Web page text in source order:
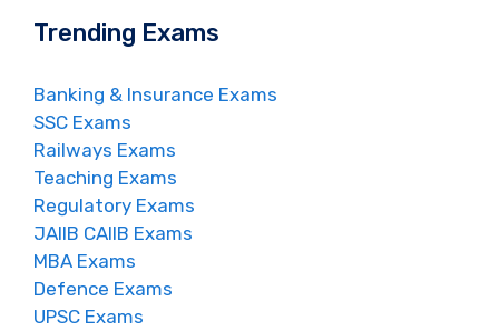
Trending Exams
Banking & Insurance Exams
SSC Exams
Railways Exams
Teaching Exams
Regulatory Exams
JAIIB CAIIB Exams
MBA Exams
Defence Exams
UPSC Exams